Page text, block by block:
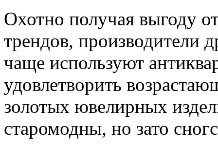
Охотно получая выгоду
трендов, производители
чаще используют
удовлетворить
золотых ювелирных
старомодны, но зато